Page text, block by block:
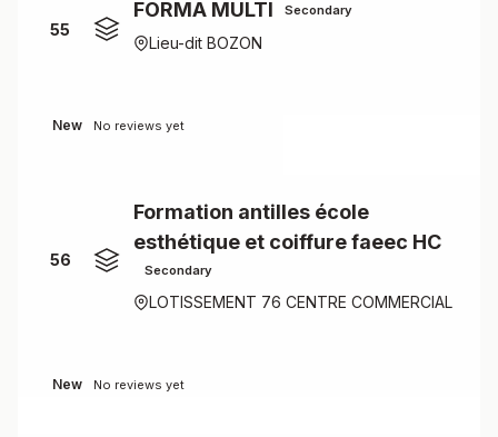
55
FORMA MULTI Secondary
Lieu-dit BOZON
New No reviews yet
56
Formation antilles école
esthétique et coiffure faeec HC
Secondary
LOTISSEMENT 76 CENTRE COMMERCIAL
New No reviews yet